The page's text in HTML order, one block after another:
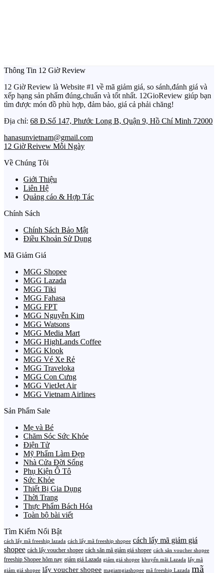
Thông Tin 12 Giờ Review
12 Giờ Review là Website #1 về mã giảm giá, so sánh,đánh giá và
xếp hạng sản phẩm đúng,chuẩn và tốt nhất. 12GioReview giúp bạn
tìm được món đồ phù hợp, đảm bảo, giá cả phải chăng!
Địa chỉ: 68 Đ.Số 147, Phước Long B, Quận 9, Hồ Chí Minh 72000
hanasunvietnam@gmail.com
12 Giờ Reivew Mỗi Ngày
Về Chúng Tôi
Giới Thiệu
Liên Hệ
Quảng cáo & Hợp Tác
Chính Sách
Chính Sách Bảo Mật
Điều Khoản Sử Dụng
Mã Giảm Giá
MGG Shopee
MGG Lazada
MGG Tiki
MGG Fahasa
MGG FPT
MGG Nguyễn Kim
MGG Watsons
MGG Media Mart
MGG HighLands Coffee
MGG Klook
MGG Vé Xe Rẻ
MGG Traveloka
MGG Con Cưng
MGG VietJet Air
MGG Vietnam Airlines
Sản Phẩm Sale
Mẹ và Bé
Chăm Sóc Sức Khỏe
Điện Tử
Mỹ Phẩm Làm Đẹp
Nhà Cửa Đời Sống
Phụ Kiện Ô Tô
Sức Khỏe
Thiết Bị Gia Dụng
Thời Trang
Thực Phẩm Bách Hóa
Toàn bộ bài viết
Tìm Kiếm Nổi Bật
cách lấy mã freeship lazada cách lấy mã freeship shopee cách lấy mã giảm giá
shopee cách lấy voucher shopee cách săn mã giảm giá shopee cách săn voucher shopee
freeship Shopee hôm nay giảm giá Lazada giảm giá shopee khuyến mãi Lazada lấy mã
giảm giá shopee lấy voucher shopee magiamgiashopee mã freeship Lazada mã